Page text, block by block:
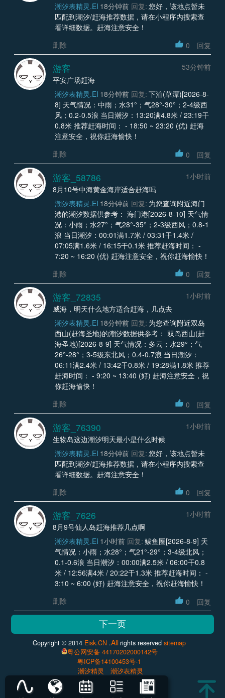
潮汐表精灵.EI 18分钟前 回复: 您好，该地点暂未
匹配到潮汐/赶海推荐数据，请在小程序内搜索查
看详细数据。赶海注意安全！
删除
0 回复
游客
53分钟前
平安广场赶海
潮汐表精灵.EI 18分钟前 回复: 下泊(草潭)[2026-8-
8] 天气情况：中雨；水31°；气28°-30°；2-4级西
风；0.2-0.5浪 当日潮汐：13:20满4.8米 / 23:19干
0.8米 推荐赶海时间： - 18:50 ~ 23:20 (优) 赶海
注意安全，祝你赶海愉快！
删除
0 回复
游客_58786
1小时前
8月10号中海黄金海岸适合赶海吗
潮汐表精灵.EI 18分钟前 回复: 为您查询附近海门
港的潮汐数据供参考： 海门港[2026-8-10] 天气情
况：小雨；水27°；气28°-35°；2-3级西风；0.8-1
浪 当日潮汐：00:01满1.7米 / 03:31干1.4米 /
07:05满1.6米 / 16:15干0.1米 推荐赶海时间： -
7:20 ~ 16:20 (优) 赶海注意安全，祝你赶海愉快！
删除
0 回复
游客_72835
1小时前
威海，明天什么地方适合赶海，几点去
潮汐表精灵.EI 18分钟前 回复: 为您查询附近双岛
西山(赶海圣地)的潮汐数据供参考： 双岛西山(赶
海圣地)[2026-8-9] 天气情况：多云；水29°；气
26°-28°；3-5级东北风；0.4-0.7浪 当日潮汐：
06:11满2.4米 / 13:42干0.8米 / 19:28满1.8米 推荐
赶海时间： - 9:20 ~ 13:40 (好) 赶海注意安全，祝
你赶海愉快！
删除
0 回复
游客_76390
1小时前
生物岛这边潮汐明天最小是什么时候
潮汐表精灵.EI 18分钟前 回复: 您好，该地点暂未
匹配到潮汐/赶海推荐数据，请在小程序内搜索查
看详细数据。赶海注意安全！
删除
0 回复
游客_7626
1小时前
8月9号仙人岛赶海推荐几点啊
潮汐表精灵.EI 1小时前 回复: 鲅鱼圈[2026-8-9] 天
气情况：小雨；水28°；气21°-29°；3-4级北风；
0.1-0.6浪 当日潮汐：00:00满2.5米 / 06:00干0.8
米 / 12:56满4米 / 20:22干1.3米 推荐赶海时间： -
3:10 ~ 6:00 (好) 赶海注意安全，祝你赶海愉快！
删除
0 回复
Copyright © 2014 Eisk.CN .Allrights reservedsitemap
粤公网安备 44170202000142号
粤ICP备14100453号-1
潮汐精灵
潮汐表精灵